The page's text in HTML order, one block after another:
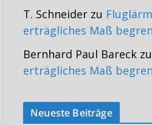
T. Schneider zu
erträgliches Maß
Bernhard Paul Bareck zu
erträgliches Maß
Neueste Beiträge